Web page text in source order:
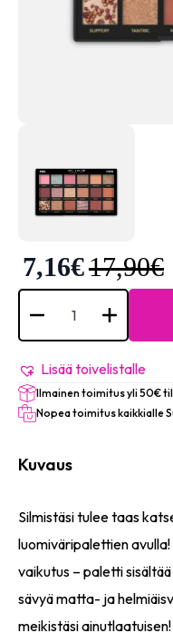
17,90€
7,16€
Eyeshadow
Palette
#777B
Lisää toivelistalle
Ilmainen toimitus yli 50€
Nopea toimitus kaikkialle
Kuvaus
Silmistäsi tulee taas
luomiväripalettien avulla!
vaikutus – paletti
sävyä matta- ja
meikistäsi ainutlaatuisen!